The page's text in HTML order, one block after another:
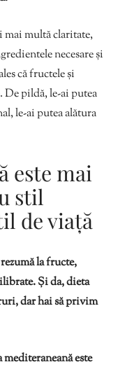
mai multă claritate,
necesare și
că fructele și
De pildă, le-ai putea
le-ai putea alătura
este mai
stil
de viață
la fructe,
Și da, dieta
dar hai să privim
este